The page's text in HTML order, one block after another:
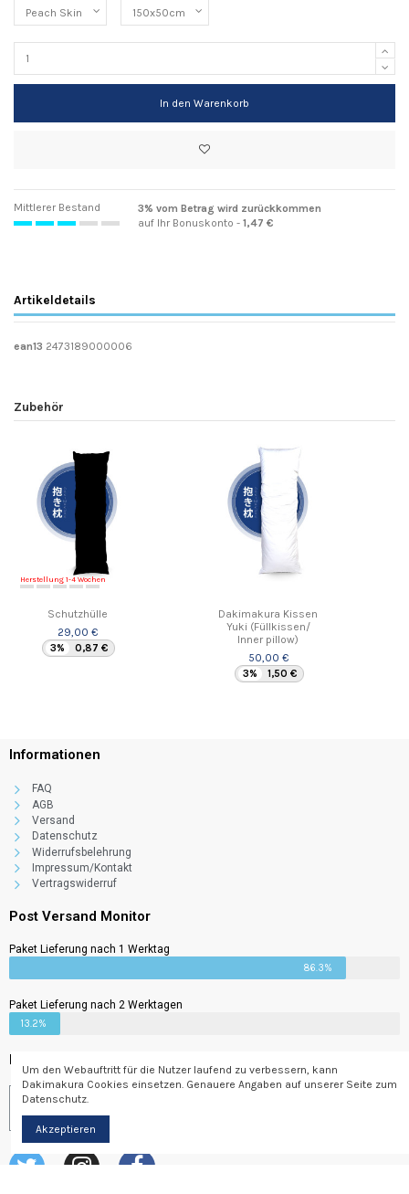
In den Warenkorb
Mittlerer Bestand
3% vom Betrag wird zurückkommen
auf Ihr Bonuskonto - 1,47 €
Artikeldetails
ean13 2473189000006
Zubehör
Herstellung 1-4 Wochen
Schutzhülle
29,00 €
3% 0,87 €
Dakimakura Kissen
Yuki (Füllkissen/
Inner pillow)
50,00 €
3% 1,50 €
Surprise Box
3% 2,07 €
Informationen
FAQ
AGB
Versand
Datenschutz
Widerrufsbelehrung
Impressum/Kontakt
Vertragswiderruf
Post Versand Monitor
Paket Lieferung nach 1 Werktag
86.3%
Paket Lieferung nach 2 Werktagen
13.2%
Newsletter
Um den Webauftritt für die Nutzer laufend zu verbessern, kann
Dakimakura Cookies einsetzen. Genauere Angaben auf unserer Seite zum
Datenschutz.
Akzeptieren